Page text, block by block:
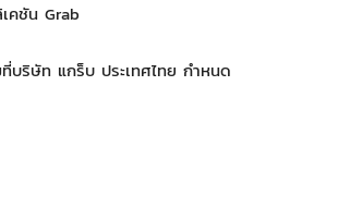
คชัน Grab
ที่บริษัท แกร็บ ประเทศไทย กำหนด